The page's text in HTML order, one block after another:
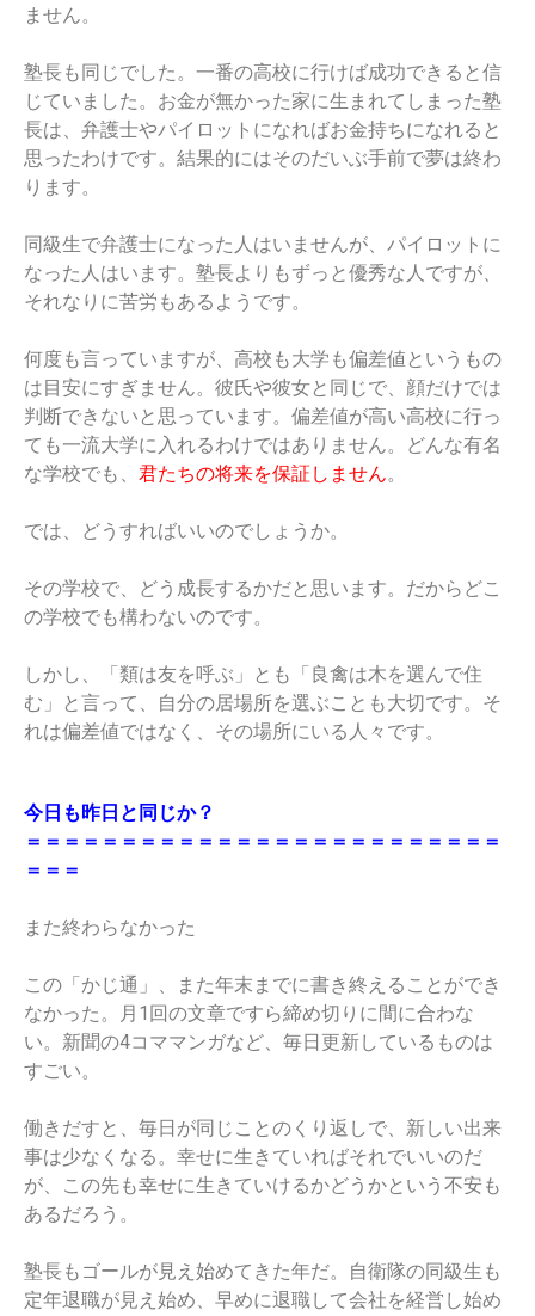
ません。
塾長も同じでした。一番の高校に行けば成功できると信
じていました。お金が無かった家に生まれてしまった塾
長は、弁護士やパイロットになればお金持ちになれると
思ったわけです。結果的にはそのだいぶ手前で夢は終わ
ります。
同級生で弁護士になった人はいませんが、パイロットに
なった人はいます。塾長よりもずっと優秀な人ですが、
それなりに苦労もあるようです。
何度も言っていますが、高校も大学も偏差値というもの
は目安にすぎません。彼氏や彼女と同じで、顔だけでは
判断できないと思っています。偏差値が高い高校に行っ
ても一流大学に入れるわけではありません。どんな有名
な学校でも、 君たちの将来を保証しません。
では、どうすればいいのでしょうか。
その学校で、どう成長するかだと思います。だからどこ
の学校でも構わないのです。
しかし、「類は友を呼ぶ」とも「良禽は木を選んで住
む」と言って、自分の居場所を選ぶことも大切です。そ
れは偏差値ではなく、その場所にいる人々です。
今日も昨日と同じか？
＝＝＝＝＝＝＝＝＝＝＝＝＝＝＝＝＝＝＝＝＝＝＝＝＝
＝＝＝
また終わらなかった
この「かじ通」、また年末までに書き終えることができ
なかった。月1回の文章ですら締め切りに間に合わな
い。新聞の4コママンガなど、毎日更新しているものは
すごい。
働きだすと、毎日が同じことのくり返しで、新しい出来
事は少なくなる。幸せに生きていればそれでいいのだ
が、この先も幸せに生きていけるかどうかという不安も
あるだろう。
塾長もゴールが見え始めてきた年だ。自衛隊の同級生も
定年退職が見え始め、早めに退職して会社を経営し始め